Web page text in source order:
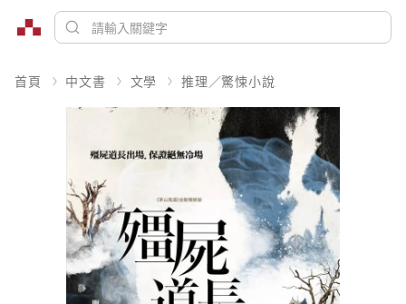
首頁 中文書 文學 推理／驚悚小說